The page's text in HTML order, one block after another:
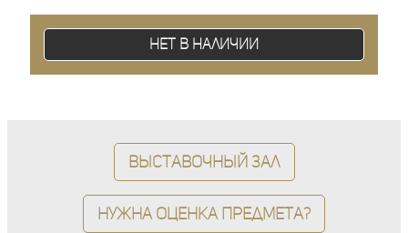
Нет в наличии
Выставочный зал
Нужна оценка предмета?